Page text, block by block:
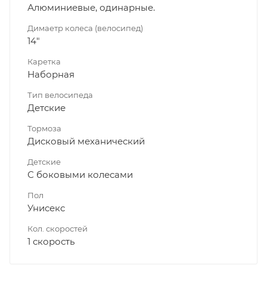
Алюминиевые, одинарные.
Димаетр колеса (велосипед)
14"
Каретка
Наборная
Тип велосипеда
Детские
Тормоза
Дисковый механический
Детские
С боковыми колесами
Пол
Унисекс
Кол. скоростей
1 скорость